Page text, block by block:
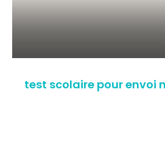
test scolaire pour envoi